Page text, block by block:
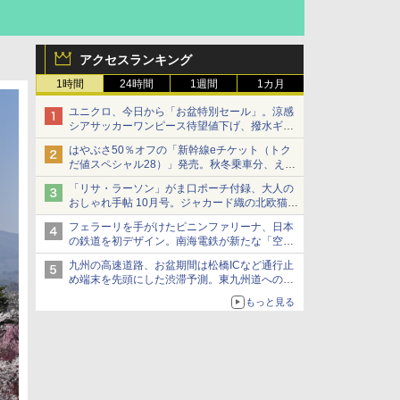
アクセスランキング
1時間 24時間 1週間 1カ月
ユニクロ、今日から「お盆特別セール」。涼感
シアサッカーワンピース待望値下げ、撥水ギア
ショーツは1990円に
はやぶさ50％オフの「新幹線eチケット（トク
だ値スペシャル28）」発売。秋冬乗車分、えき
ねっと限定
「リサ・ラーソン」がま口ポーチ付録、大人の
おしゃれ手帖 10月号。ジャカード織の北欧猫デ
ザイン
フェラーリを手がけたピニンファリーナ、日本
の鉄道を初デザイン。南海電鉄が新たな「空港
特急」をなにわ筋線へ導入
九州の高速道路、お盆期間は松橋ICなど通行止
め端末を先頭にした渋滞予測。東九州道への迂
もっと見る